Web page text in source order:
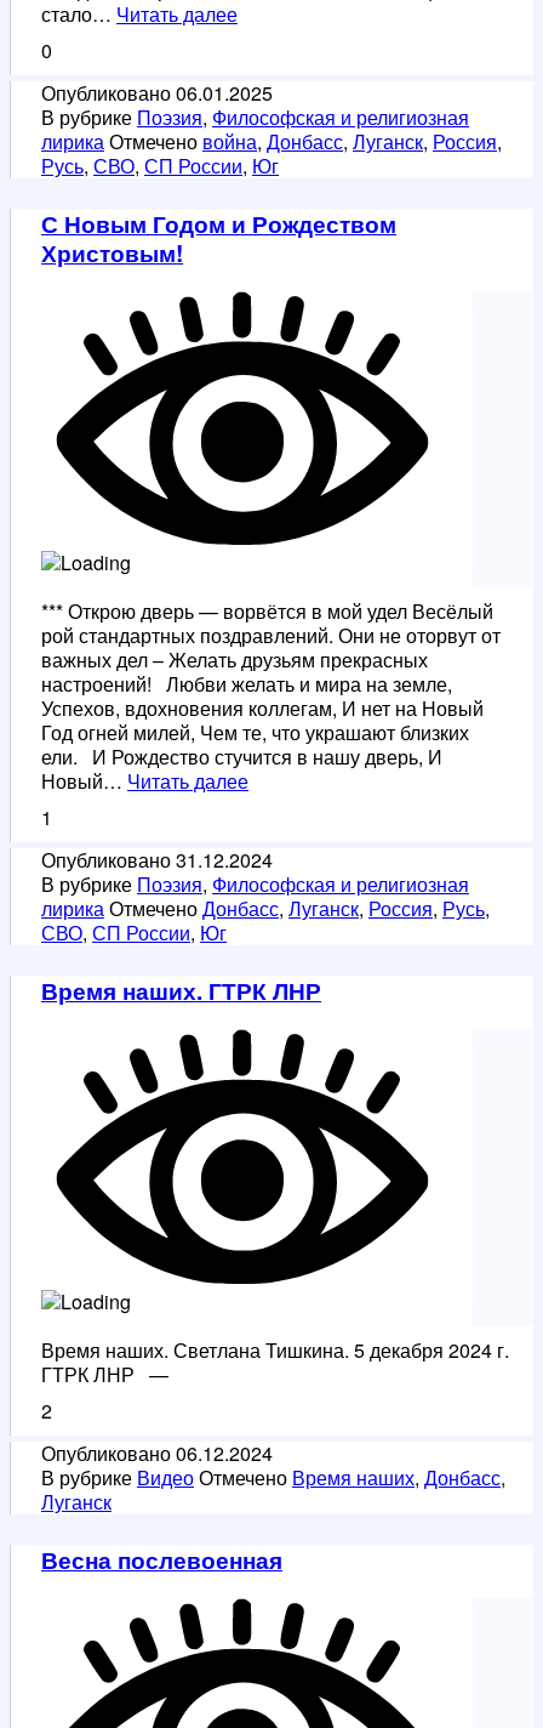
стало… Читать далееСвершилось
Рождество
0
Опубликовано06.01.2025
В рубрике Поэзия, Философская и религиозная
лирикаОтмечено война, Донбасс, Луганск, Россия,
Русь, СВО, СП России, Юг
С Новым Годом и Рождеством
Христовым!
*** Открою дверь — ворвётся в мой удел Весёлый
рой стандартных поздравлений. Они не оторвут от
важных дел – Желать друзьям прекрасных
настроений! Любви желать и мира на земле,
Успехов, вдохновения коллегам, И нет на Новый
Год огней милей, Чем те, что украшают близких
ели. И Рождество стучится в нашу дверь, И
Новый… Читать далееС
и
Рождеством
Христовым!
1
Опубликовано31.12.2024
В рубрике Поэзия, Философская и религиозная
лирикаОтмеченоДонбасс, Луганск, Россия, Русь,
СВО, СП России, Юг
Время наших. ГТРК ЛНР
Время наших. Светлана Тишкина. 5 декабря 2024 г.
ГТРК ЛНР —
2
Опубликовано06.12.2024
В рубрике ВидеоОтмечено Время наших, Донбасс,
Луганск
Весна послевоенная